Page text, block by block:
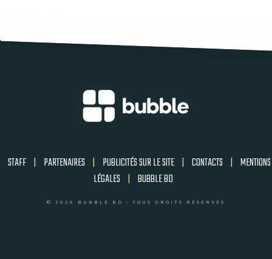
STAFF | PARTENAIRES | PUBLICITÉS SUR LE SITE | CONTACTS | MENTIONS
LÉGALES | BUBBLE BD
© 2026 BUBBLE BD - TOUS DROITS RÉSERVÉS